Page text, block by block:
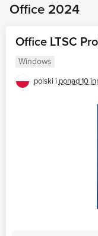
Kompatybilność
Windows 10
Office 2024
Office LTSC
Windows
polski i ponad 10